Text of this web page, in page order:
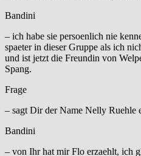
Bandini
– ich habe sie persoenlich nie
spaeter in dieser Gruppe als ich
und ist jetzt die Freundin von
Spang.
Frage
– sagt Dir der Name Nelly Ruehle
Bandini
– von Ihr hat mir Flo erzaehlt, ich